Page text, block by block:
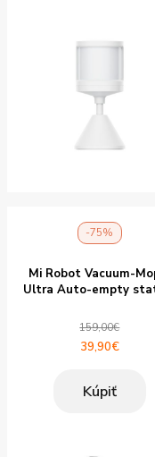
-75%
Mi Robot Vacuum-
Ultra Auto-empty
159,00€
Pôvodná
bola:
39,90€
Kúpiť